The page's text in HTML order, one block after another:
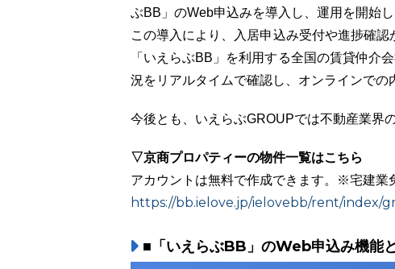
ぶBB」のWeb申込みを導入し、運用を開始し
この導入により、入居申込み受付や進捗確
「いえらぶBB」を利用する全国の賃貸仲介
況をリアルタイムで確認し、オンラインでの
今後とも、いえらぶGROUPでは不動産業界
▽京商プロパティーの物件一覧はこちら
アカウントは無料で作成できます。※宅建業
https://bb.ielove.jp/ielovebb/rent/index/
■「いえらぶBB」のWeb申込み機能